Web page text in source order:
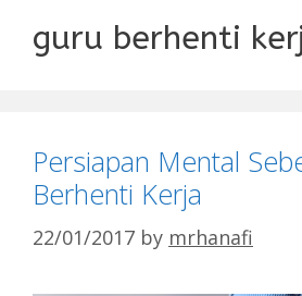
guru berhenti
Persiapan Mental
Berhenti Kerja
22/01/2017 by mrhanafi